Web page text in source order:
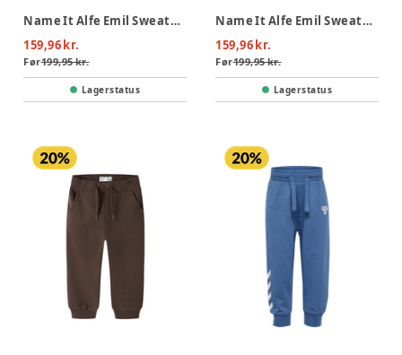
Name It Alfe Emil Sweatpants - Ashley Blue
159,96 kr.
Før199,95 kr.
Lagerstatus
Name It Alfe Emil Sweatpants - Ombre Blue
159,96 kr.
Før199,95 kr.
Lagerstatus